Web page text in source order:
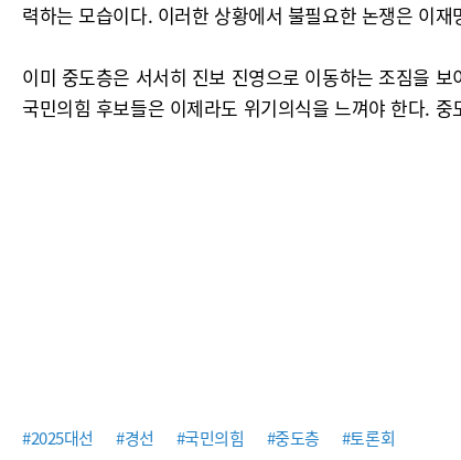
력하는 모습이다. 이러한 상황에서 불필요한 논쟁은 이
이미 중도층은 서서히 진보 진영으로 이동하는 조짐을
국민의힘 후보들은 이제라도 위기의식을 느껴야 한다.
#2025대선 #경선 #국민의힘 #중도층 #토론회